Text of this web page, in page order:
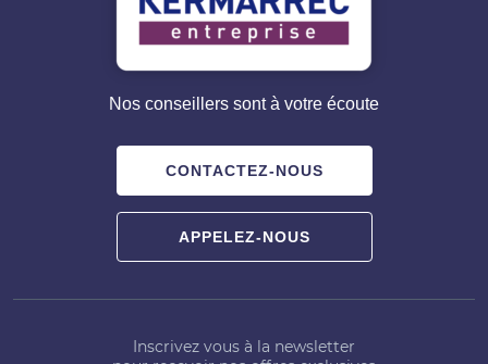
Nos conseillers sont à votre écoute
CONTACTEZ-NOUS
APPELEZ-NOUS
Inscrivez vous à la newsletter